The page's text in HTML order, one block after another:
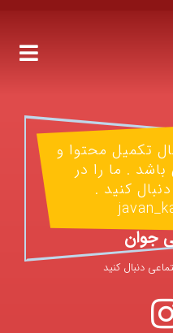
تکمیل محتوا و
. ما را در
کنید .
جوان
دنبال کنید